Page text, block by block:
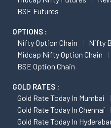
BSE Futures
OPTIONS :
Nifty Option Chain
Nifty
Midcap Nifty Option Chain
BSE Option Chain
GOLD RATES :
Gold Rate Today In Mumbai
Gold Rate Today In Chennai
Gold Rate Today In